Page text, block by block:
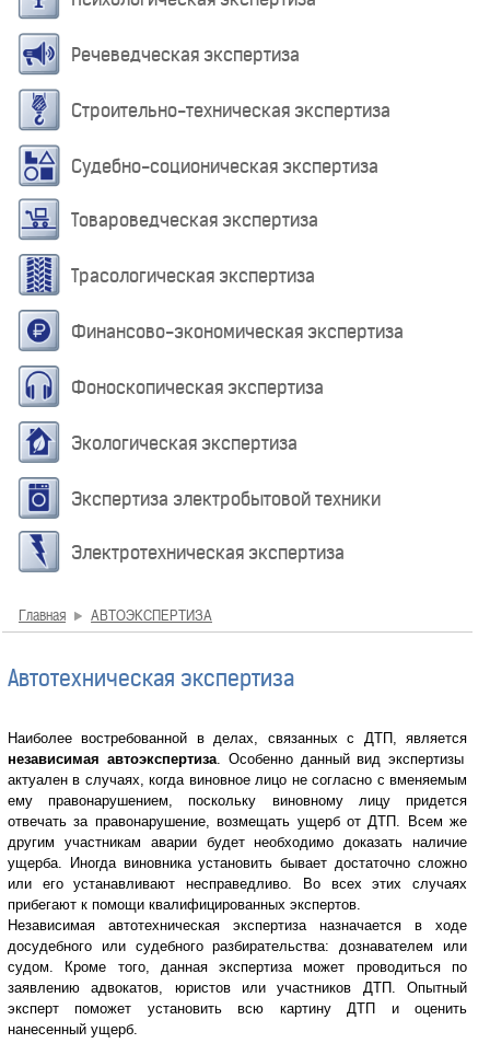
Речеведческая экспертиза
Строительно-техническая экспертиза
Судебно-соционическая экспертиза
Товароведческая экспертиза
Трасологическая экспертиза
Финансово-экономическая экспертиза
Фоноскопическая экспертиза
Экологическая экспертиза
Экспертиза электробытовой техники
Электротехническая экспертиза
Главная АВТОЭКСПЕРТИЗА
Автотехническая экспертиза
Наиболее востребованной в делах, связанных с ДТП, является
независимая автоэкспертиза. Особенно данный вид экспертизы
актуален в случаях, когда виновное лицо не согласно с вменяемым
ему правонарушением, поскольку виновному лицу придется
отвечать за правонарушение, возмещать ущерб от ДТП. Всем же
другим участникам аварии будет необходимо доказать наличие
ущерба. Иногда виновника установить бывает достаточно сложно
или его устанавливают несправедливо. Во всех этих случаях
прибегают к помощи квалифицированных экспертов.
Независимая автотехническая экспертиза назначается в ходе
досудебного или судебного разбирательства: дознавателем или
судом. Кроме того, данная экспертиза может проводиться по
заявлению адвокатов, юристов или участников ДТП. Опытный
эксперт поможет установить всю картину ДТП и оценить
нанесенный ущерб.